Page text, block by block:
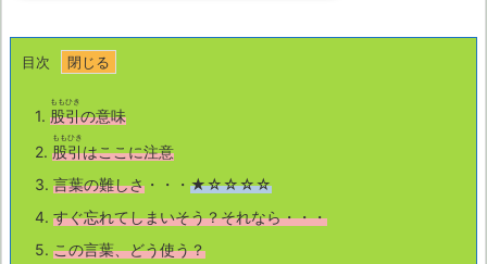
目次
1. 股引
ももひき
の意味
2. 股引
ももひき
はここに注意
3. 言葉の難しさ ・・・ ★☆☆☆☆
4. すぐ忘れてしまいそう？それなら・・・
5. この言葉、どう使う？